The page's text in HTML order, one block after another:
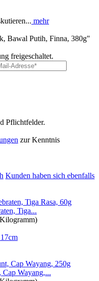
mehr
Bawal Putih, Finna, 380g"
freigeschaltet.
Pflichtfelder.
zur Kenntnis
Kunden haben sich ebenfalls
Tiga...
Wayang,...